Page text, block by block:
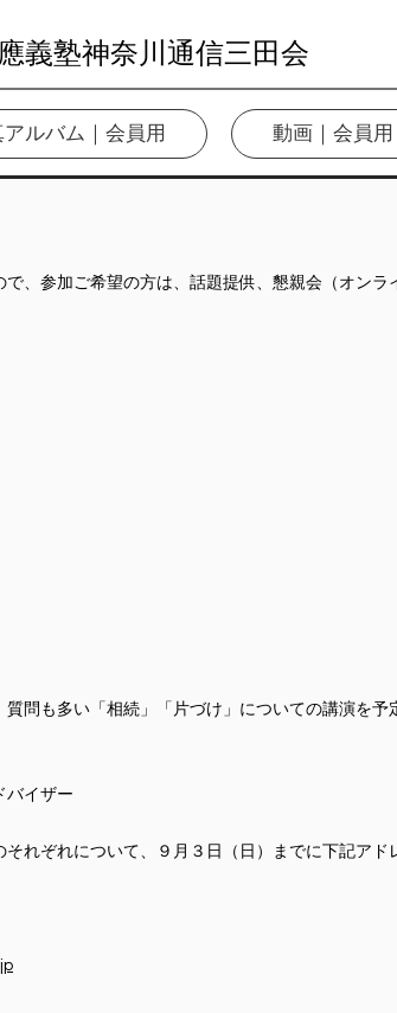
義塾神奈川通信三田会
ルバム｜会員用 動画｜会員用
、参加ご希望の方は、話題提供、懇親会（オン
問も多い「相続」「片づけ」についての講演を予
バイザー
れぞれについて、９月３日（日）までに下記アド